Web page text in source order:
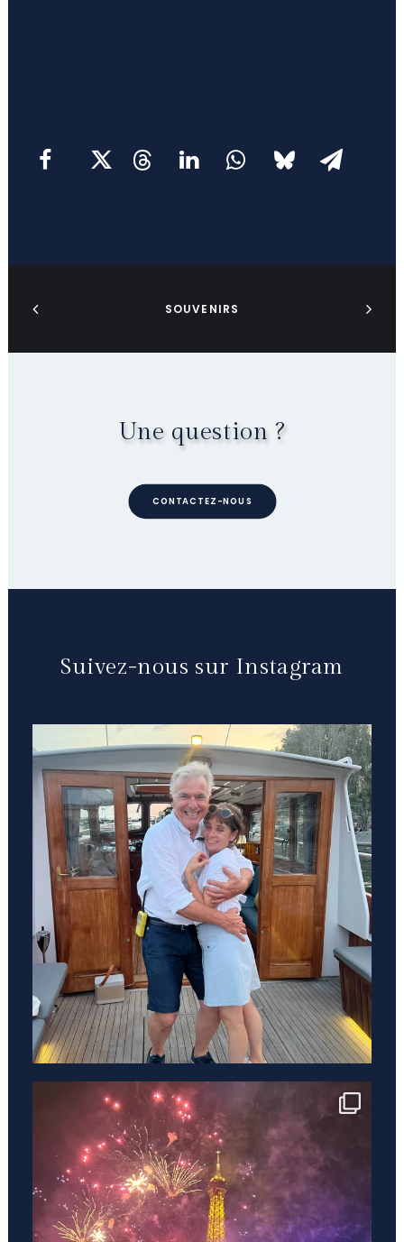
SOUVENIRS
Une question ?
CONTACTEZ-NOUS
Suivez-nous sur Instagram